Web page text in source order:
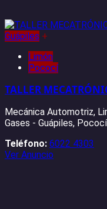
Guápiles +
Limón
Pococí
TALLER
Mecánica Automotriz,
Gases - Guápiles, Pococí
Teléfono: 6022 4303
Ver Anuncio